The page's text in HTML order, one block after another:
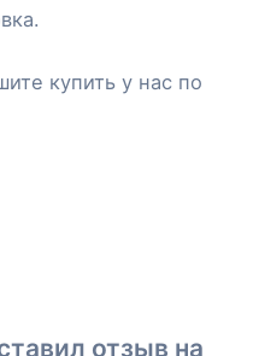
купить у нас по
отзыв на